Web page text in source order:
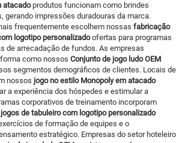
atacado produtos funcionam como brindes
gerando impressões duradouras da marca.
frequentemente escolhem nossas fabricação
logotipo personalizadoofertas para programas
de arrecadação de fundos. As empresas
como nossos Conjunto de jogo ludo OEM
segmentos demográficos de clientes. Locais de
nossos jogo no estilo Monopoly em atacado
a experiência dos hóspedes e estimular a
corporativos de treinamento incorporam
de tabuleiro com logotipo personalizado
de formação de equipes e o
estratégico. Empresas do setor hoteleiro